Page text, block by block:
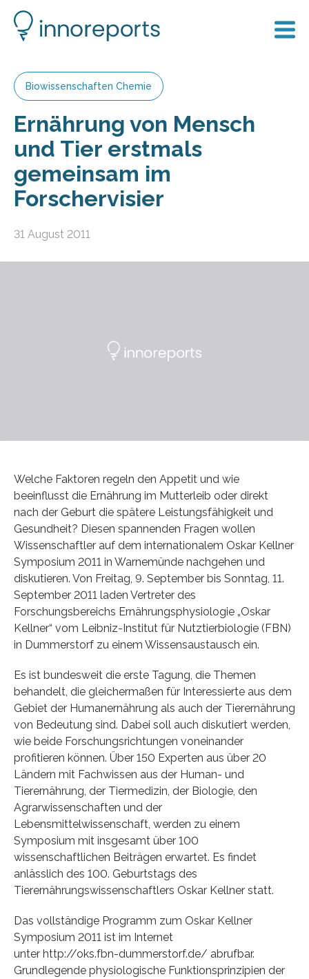
Biowissenschaften Chemie
Ernährung von Mensch
und Tier erstmals
gemeinsam im
Forschervisier
31 August 2011
Welche Faktoren regeln den Appetit und wie
beeinflusst die Ernährung im Mutterleib oder direkt
nach der Geburt die spätere Leistungsfähigkeit und
Gesundheit? Diesen spannenden Fragen wollen
Wissenschaftler auf dem internationalem Oskar Kellner
Symposium 2011 in Warnemünde nachgehen und
diskutieren. Von Freitag, 9. September bis Sonntag, 11.
September 2011 laden Vertreter des
Forschungsbereichs Ernährungsphysiologie „Oskar
Kellner“ vom Leibniz-Institut für Nutztierbiologie (FBN)
in Dummerstorf zu einem Wissensaustausch ein.
Es ist bundesweit die erste Tagung, die Themen
behandelt, die gleichermaßen für Interessierte aus dem
Gebiet der Humanernährung als auch der Tierernährung
von Bedeutung sind. Dabei soll auch diskutiert werden,
wie beide Forschungsrichtungen voneinander
profitieren können. Über 150 Experten aus über 20
Ländern mit Fachwissen aus der Human- und
Tierernährung, der Tiermedizin, der Biologie, den
Agrarwissenschaften und der
Lebensmittelwissenschaft, werden zu einem
Symposium mit insgesamt über 100
wissenschaftlichen Beiträgen erwartet. Es findet
anlässlich des 100. Geburtstags des
Tierernährungswissenschaftlers Oskar Kellner statt.
Das vollständige Programm zum Oskar Kellner
Symposium 2011 ist im Internet
unter http://oks.fbn-dummerstorf.de/ abrufbar.
Grundlegende physiologische Funktionsprinzipien der